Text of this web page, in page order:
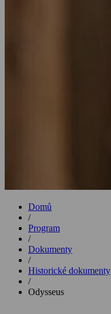
Domů
/
Program
/
Dokumenty
/
Historické dokumenty
/
Odysseus